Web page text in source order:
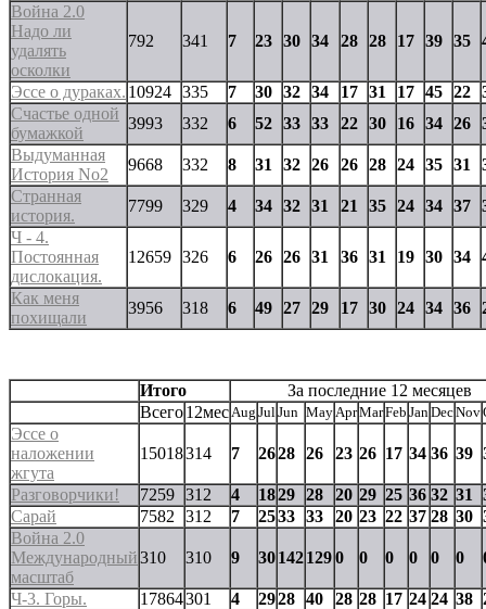
Война 2.0
Надо ли
удалять
осколки
792 341 7 23 30 34 28 28 17 39 35
Эссе о дураках. 10924 335 7 30 32 34 17 31 17 45 22
Счастье одной
бумажкой
3993 332 6 52 33 33 22 30 16 34 26
Выдуманная
История No2
9668 332 8 31 32 26 26 28 24 35 31
Странная
история.
7799 329 4 34 32 31 21 35 24 34 37
Ч - 4.
Постоянная
дислокация.
12659 326 6 26 26 31 36 31 19 30 34
Как меня
похищали
3956 318 6 49 27 29 17 30 24 34 36
Итого
За последние 12 месяцев
Всего12мес Aug Jul Jun May AprMarFeb Jan DecNov
Эссе о
наложении
жгута
15018314 7 2628 26 23 26 17 34 36 39
Разговорчики! 7259 312 4 1829 28 20 29 25 36 32 31
Сарай
7582 312 7 2533 33 20 23 22 37 28 30
Война 2.0
Международный
масштаб
310 310 9 301421290 0 0 0 0 0
Ч-3. Горы. 17864301 4 2928 40 28 28 17 24 24 38